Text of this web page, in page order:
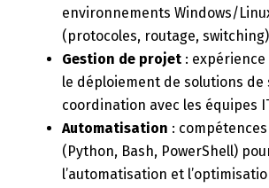
environnements Windows/
(protocoles, routage,
Gestion de projet :
le déploiement de solutions de
coordination avec les équipes
Automatisation :
(Python, Bash, PowerShell)
l’automatisation et